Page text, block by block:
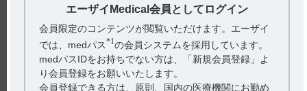
る。体温は通常38 度を越えるが、微熱で推移する場合もある
ので、発熱の程度だけを診断・治療の目安にすべきではない。
筋強剛は程度の軽重も含めてほとんどの症例に認められる。意
識障害は認められないものもあれば、せん妄や昏睡を呈するも
のもある。意識障害は、もちろん全身状態とも関連する。症例
によっては、原疾患の精神疾患が増悪し昏迷状態、緊張病状態
に至ることもある。
原因医薬品による特徴は知られていない。非定型抗精神病薬に
より惹起された悪性症候群では、症状が比較的穏やかであると
エーザイMedical会員としてログイン
会員限定のコンテンツが閲覧いただけます。エーザイ
では、medパス*1の会員システムを採用しています。
medパスIDをお持ちでない方は、「新規会員登録」よ
り会員登録をお願いいたします。
会員登録できる方は、原則、国内の医療機関にお勤め